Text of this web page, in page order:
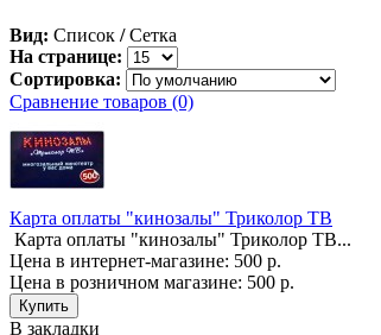
Вид: Список / Сетка
На странице:
Сортировка:
Сравнение товаров (0)
Карта оплаты "кинозалы" Триколор ТВ
Карта оплаты "кинозалы" Триколор ТВ...
Цена в интернет-магазине: 500 р.
Цена в розничном магазине: 500 р.
В закладки